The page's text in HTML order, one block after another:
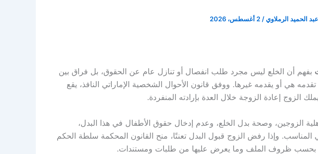
الحميد الرملاوي/2 أغسطس، 2026
بفهم أن الخلع ليس مجرد طلب انفصال أو تنازل عام عن الحقوق، بل فراق بين
هي أو يقدمه غيرها. ووفق قانون الأحوال الشخصية الإماراتي النافذ، يقع
الزوج إعادة الزوجة خلال العدة بإرادته المنفردة.
الزوجين، وصحة بدل الخلع، وعدم إدخال حقوق الأطفال في هذا البدل،
المناسب. وإذا رفض الزوج قبول البدل تعنتًا، منح القانون المحكمة سلطة الحكم
بحسب ظروف الملف وما يعرض عليها من طلبات ومستندات.